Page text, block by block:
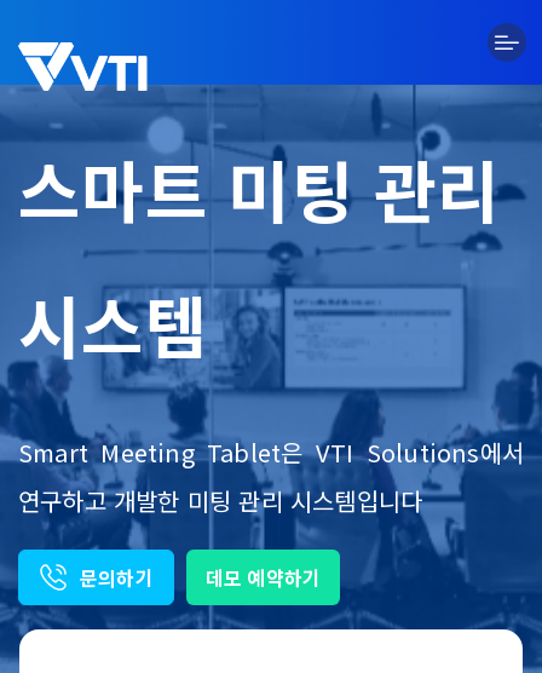
to
content
스마트 미팅 관리
시스템
Smart Meeting Tablet은 VTI Solutions에서
연구하고 개발한 미팅 관리 시스템입니다
문의하기 데모 예약하기